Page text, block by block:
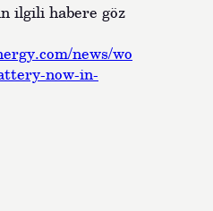
ilgili habere göz
news/wo
now-in-